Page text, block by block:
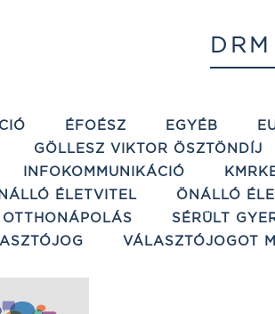
ÉFOÉSZ EGYÉB
GÖLLESZ VIKTOR ÖSZTÖNDÍJ
INFOKOMMUNIKÁCIÓ
ÉLETVITEL ÖNÁLLÓ
OTTHONÁPOLÁS SÉRÜLT
VÁLASZTÓJOGOT